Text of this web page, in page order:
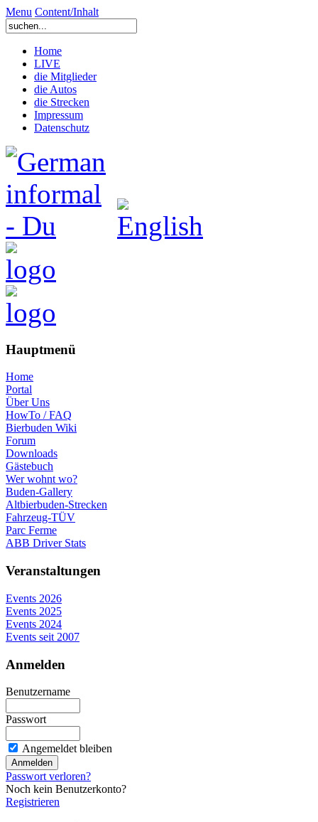
Menu Content/Inhalt
Home
LIVE
die Mitglieder
die Autos
die Strecken
Impressum
Datenschutz
Hauptmenü
Home
Portal
Über Uns
HowTo / FAQ
Bierbuden Wiki
Forum
Downloads
Gästebuch
Wer wohnt wo?
Buden-Gallery
Altbierbuden-Strecken
Fahrzeug-TÜV
Parc Ferme
ABB Driver Stats
Veranstaltungen
Events 2026
Events 2025
Events 2024
Events seit 2007
Anmelden
Benutzername
Passwort
Angemeldet bleiben
Passwort verloren?
Noch kein Benutzerkonto?
Registrieren